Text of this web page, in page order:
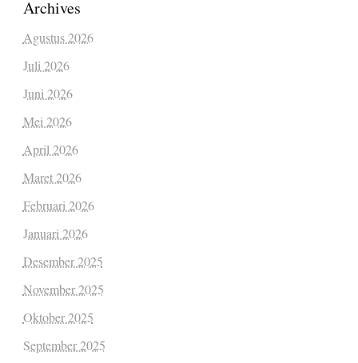
Archives
Agustus 2026
Juli 2026
Juni 2026
Mei 2026
April 2026
Maret 2026
Februari 2026
Januari 2026
Desember 2025
November 2025
Oktober 2025
September 2025